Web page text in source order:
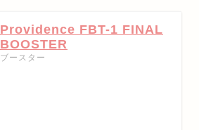
Providence FBT-1 FINAL
BOOSTER
ブースター